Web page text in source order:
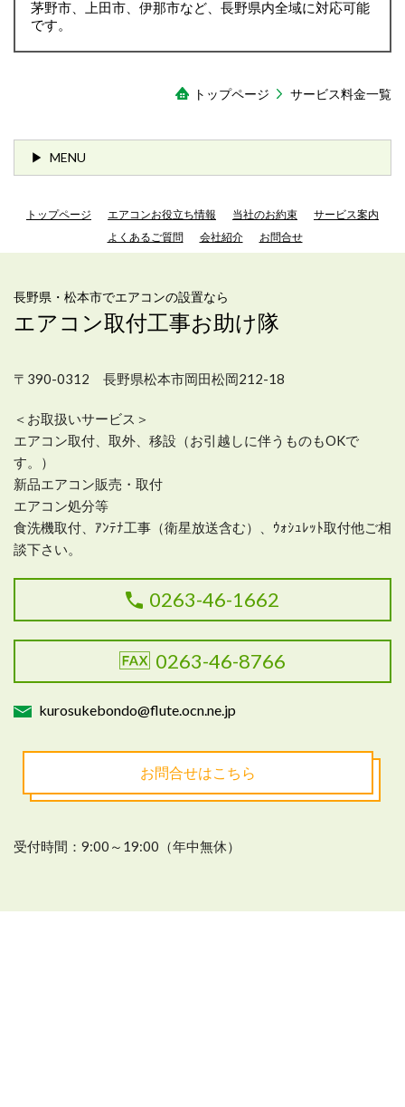
茅野市、上田市、伊那市など、長野県内全域に対応可能
です。
トップページ サービス料金一覧
MENU
トップページ エアコンお役立ち情報 当社のお約束
サービス案内
よくあるご質問
会社紹介 お問合せ
長野県・松本市でエアコンの設置なら
エアコン取付工事お助け隊
〒390-0312 長野県松本市岡田松岡212-18
＜お取扱いサービス＞
エアコン取付、取外、移設（お引越しに伴うものもOKで
す。）
新品エアコン販売・取付
エアコン処分等
食洗機取付、ｱﾝﾃﾅ工事（衛星放送含む）、ｳｫｼｭﾚｯﾄ取付他ご相
談下さい。
0263-46-1662
0263-46-8766
kurosukebondo@flute.ocn.ne.jp
お問合せはこちら
受付時間：9:00～19:00（年中無休）